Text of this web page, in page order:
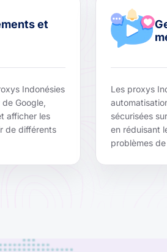
et
Indonésies
Google,
afficher les
de différents
Les proxys
sécurisées
en réduisant
problèmes